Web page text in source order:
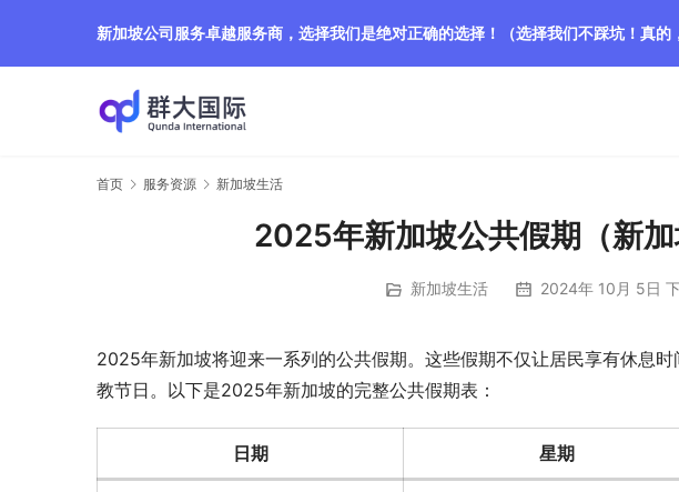
首页 服务资源 新加坡生活
2025年新加坡公共假期（新加
新加坡生活 2024年 10月 5日
2025年新加坡将迎来一系列的公共假期。这些假期不仅让居民享有休息
教节日。以下是2025年新加坡的完整公共假期表：
日期 星期
新加坡公司服务卓越服务商，选择我们是绝对正确的选择！（选择我们不踩坑！真的